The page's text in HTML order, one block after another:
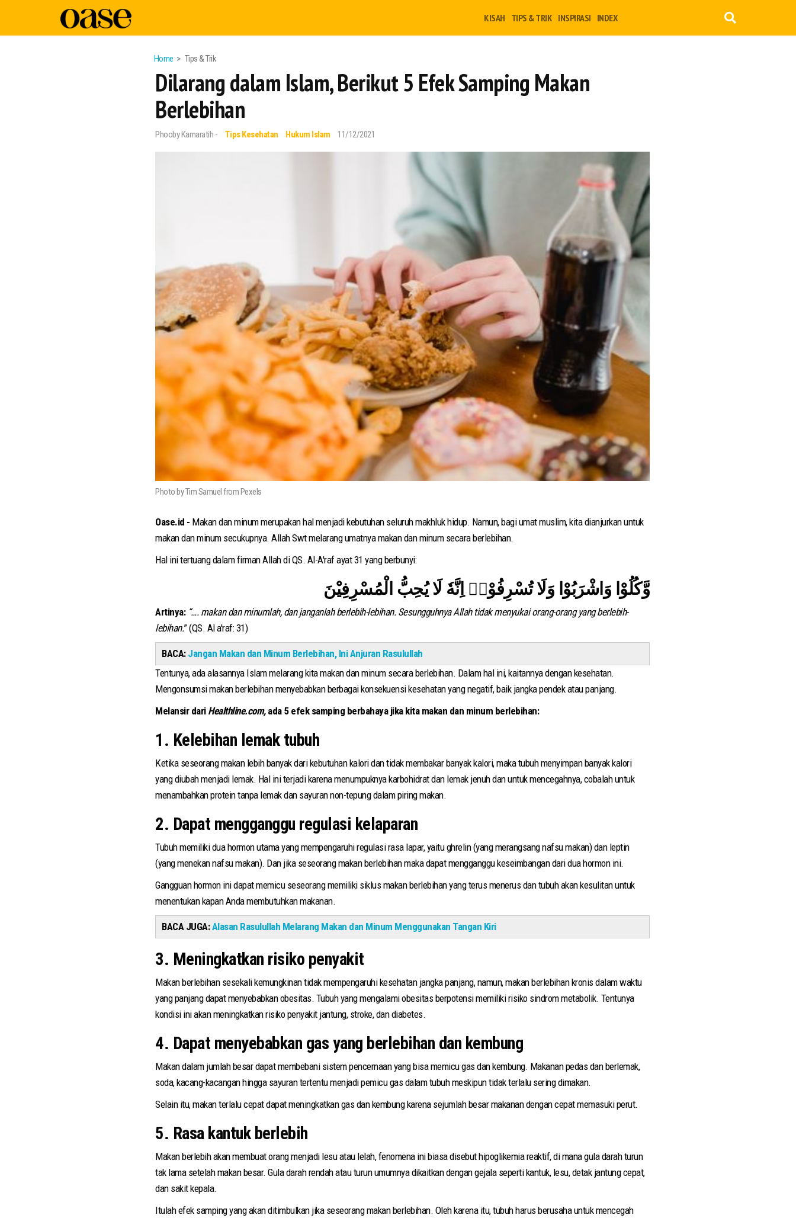
KISAH TIPS & TRIK INSPIRASI INDEX
Home Tips & Trik
Dilarang dalam Islam, Berikut 5 Efek Samping Makan
Berlebihan
Phooby Kamaratih - Tips Kesehatan Hukum Islam 11/12/2021
Photo by Tim Samuel from Pexels
Oase.id - Makan dan minum merupakan hal menjadi kebutuhan seluruh makhluk hidup. Namun, bagi umat muslim, kita dianjurkan untuk
makan dan minum secukupnya. Allah Swt melarang umatnya makan dan minum secara berlebihan.
Hal ini tertuang dalam firman Allah di QS. Al-A'raf ayat 31 yang berbunyi:
وَّكُلُوْا وَاشْرَبُوْا وَلَا تُسْرِفُوْاۚ اِنَّهٗ لَا يُحِبُّ الْمُسْرِفِيْنَ
Artinya:“…. makan dan minumlah, dan janganlah berlebih-lebihan. Sesungguhnya Allah tidak menyukai orang-orang yang berlebih-
lebihan.” (QS. Al a'raf: 31)
BACA: Jangan Makan dan Minum Berlebihan, Ini Anjuran Rasulullah
Tentunya, ada alasannya Islam melarang kita makan dan minum secara berlebihan. Dalam hal ini, kaitannya dengan kesehatan.
Mengonsumsi makan berlebihan menyebabkan berbagai konsekuensi kesehatan yang negatif, baik jangka pendek atau panjang.
Melansir dari Healthline.com,ada 5 efek samping berbahaya jika kita makan dan minum berlebihan:
1. Kelebihan lemak tubuh
Ketika seseorang makan lebih banyak dari kebutuhan kalori dan tidak membakar banyak kalori, maka tubuh menyimpan banyak kalori
yang diubah menjadi lemak. Hal ini terjadi karena menumpuknya karbohidrat dan lemak jenuh dan untuk mencegahnya, cobalah untuk
menambahkan protein tanpa lemak dan sayuran non-tepung dalam piring makan.
2. Dapat mengganggu regulasi kelaparan
Tubuh memiliki dua hormon utama yang mempengaruhi regulasi rasa lapar, yaitu ghrelin (yang merangsang nafsu makan) dan leptin
(yang menekan nafsu makan). Dan jika seseorang makan berlebihan maka dapat mengganggu keseimbangan dari dua hormon ini.
Gangguan hormon ini dapat memicu seseorang memiliki siklus makan berlebihan yang terus menerus dan tubuh akan kesulitan untuk
menentukan kapan Anda membutuhkan makanan.
BACA JUGA:Alasan Rasulullah Melarang Makan dan Minum Menggunakan Tangan Kiri
3. Meningkatkan risiko penyakit
Makan berlebihan sesekali kemungkinan tidak mempengaruhi kesehatan jangka panjang, namun, makan berlebihan kronis dalam waktu
yang panjang dapat menyebabkan obesitas. Tubuh yang mengalami obesitas berpotensi memiliki risiko sindrom metabolik. Tentunya
kondisi ini akan meningkatkan risiko penyakit jantung, stroke, dan diabetes.
4. Dapat menyebabkan gas yang berlebihan dan kembung
Makan dalam jumlah besar dapat membebani sistem pencernaan yang bisa memicu gas dan kembung. Makanan pedas dan berlemak,
soda, kacang-kacangan hingga sayuran tertentu menjadi pemicu gas dalam tubuh meskipun tidak terlalu sering dimakan.
Selain itu, makan terlalu cepat dapat meningkatkan gas dan kembung karena sejumlah besar makanan dengan cepat memasuki perut.
5. Rasa kantuk berlebih
Makan berlebih akan membuat orang menjadi lesu atau lelah, fenomena ini biasa disebut hipoglikemia reaktif, di mana gula darah turun
tak lama setelah makan besar. Gula darah rendah atau turun umumnya dikaitkan dengan gejala seperti kantuk, lesu, detak jantung cepat,
dan sakit kepala.
Itulah efek samping yang akan ditimbulkan jika seseorang makan berlebihan. Oleh karena itu, tubuh harus berusaha untuk mencegah